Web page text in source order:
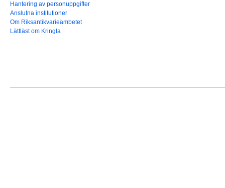
Hantering av personuppgifter
Anslutna institutioner
Om Riksantikvarieämbetet
Lättläst om Kringla